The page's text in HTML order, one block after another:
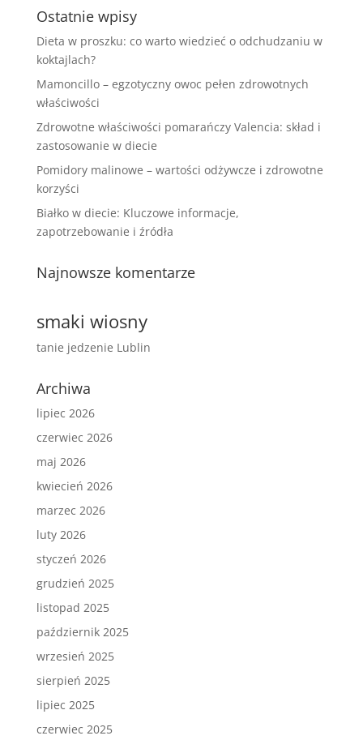
Ostatnie wpisy
Dieta w proszku: co warto wiedzieć o odchudzaniu w
koktajlach?
Mamoncillo – egzotyczny owoc pełen zdrowotnych
właściwości
Zdrowotne właściwości pomarańczy Valencia: skład i
zastosowanie w diecie
Pomidory malinowe – wartości odżywcze i zdrowotne
korzyści
Białko w diecie: Kluczowe informacje,
zapotrzebowanie i źródła
Najnowsze komentarze
smaki wiosny
tanie jedzenie Lublin
Archiwa
lipiec 2026
czerwiec 2026
maj 2026
kwiecień 2026
marzec 2026
luty 2026
styczeń 2026
grudzień 2025
listopad 2025
październik 2025
wrzesień 2025
sierpień 2025
lipiec 2025
czerwiec 2025